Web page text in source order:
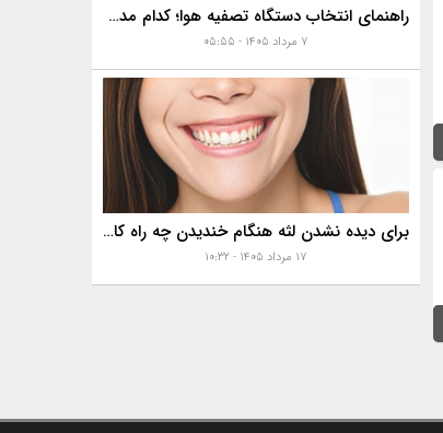
راهنمای انتخاب دستگاه تصفیه هوا؛ کدام مدل برای آلودگی هوا
۷ مرداد ۱۴۰۵ - ۰۵:۵۵
برای دیده نشدن لثه هنگام خندیدن چه راه کارهایی هست؟
۱۷ مرداد ۱۴۰۵ - ۱۰:۳۲